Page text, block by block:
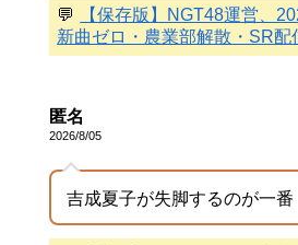
💬
【保存版】NGT48運営、
新曲ゼロ・農業部解散・SR配
匿名
2026/8/05
吉成夏子が失脚するのが一番